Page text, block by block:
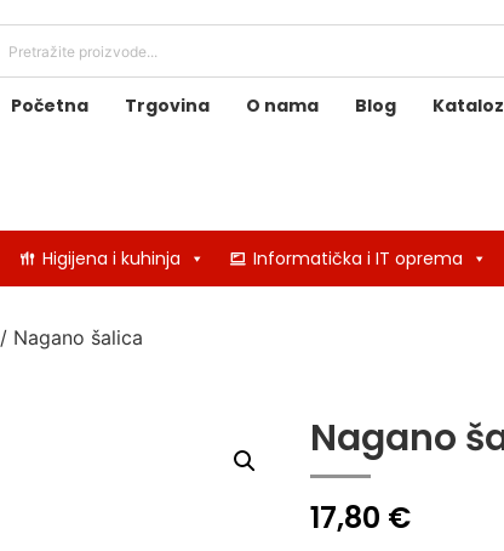
Početna Trgovina O nama Blog
Higijena i kuhinja Informatička i IT oprema
/ Nagano šalica
Nagano
17,80 €